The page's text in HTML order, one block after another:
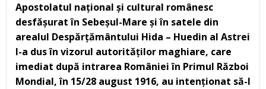
Apostolatul național și cultural românesc
desfășurat în Sebeșul-Mare și în satele din
arealul Despărțământului Hida – Huedin al Astrei
l-a dus în vizorul autorităților maghiare, care
imediat după intrarea României în Primul Război
Mondial, în 15/28 august 1916, au intenționat să-l